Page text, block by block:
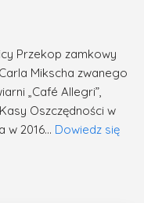
Przekop zamkowy
Mikscha zwanego
„Café Allegri”,
Oszczędności w
w 2016… Dowiedz się